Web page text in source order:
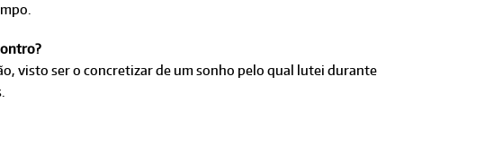
visto ser o concretizar de um sonho pelo qual lutei durante